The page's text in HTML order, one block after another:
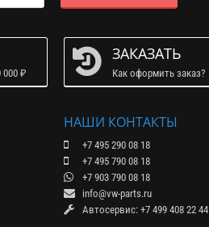
₽
ЗАКАЗАТЬ
Как оформить заказ?
НАШИ КОНТАКТЫ
+7 495 290 08 18
+7 495 790 08 18
+7 903 790 08 18
info@vw-parts.ru
Автосервис: +7 499 408 22 44